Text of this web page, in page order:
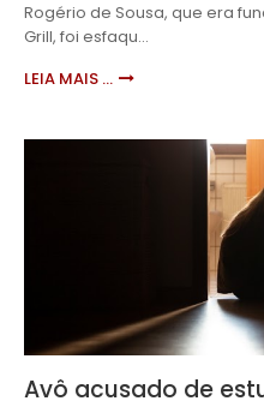
Rogério de Sousa, que era
Grill, foi esfaqu…
LEIA MAIS ...
Avô acusado de